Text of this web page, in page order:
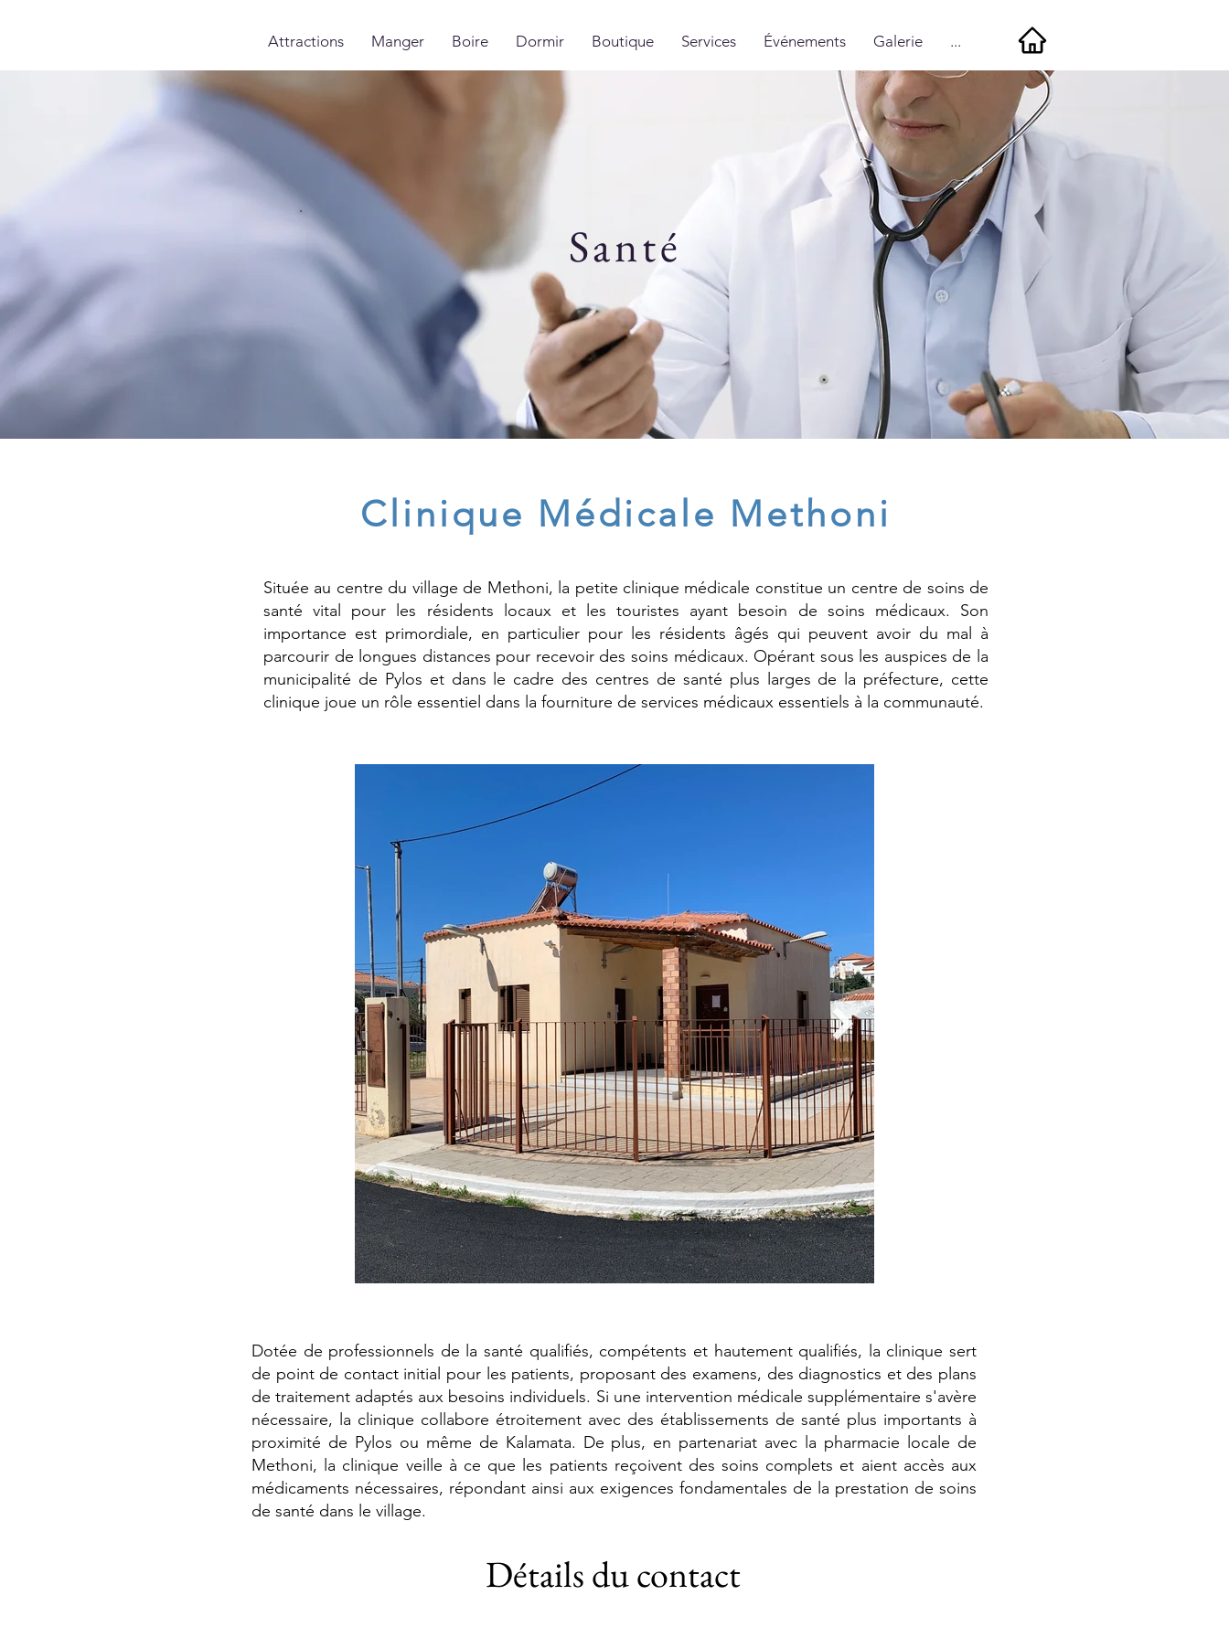
Attractions Manger Boire Dormir Boutique Services Événements Galerie ...
Santé
Clinique Médicale Methoni
Située au centre du village de Methoni, la petite clinique médicale constitue un centre de soins de
santé vital pour les résidents locaux et les touristes ayant besoin de soins médicaux. Son
importance est primordiale, en particulier pour les résidents âgés qui peuvent avoir du mal à
parcourir de longues distances pour recevoir des soins médicaux. Opérant sous les auspices de la
municipalité de Pylos et dans le cadre des centres de santé plus larges de la préfecture, cette
clinique joue un rôle essentiel dans la fourniture de services médicaux essentiels à la communauté.
Dotée de professionnels de la santé qualifiés, compétents et hautement qualifiés, la clinique sert
de point de contact initial pour les patients, proposant des examens, des diagnostics et des plans
de traitement adaptés aux besoins individuels. Si une intervention médicale supplémentaire s'avère
nécessaire, la clinique collabore étroitement avec des établissements de santé plus importants à
proximité de Pylos ou même de Kalamata. De plus, en partenariat avec la pharmacie locale de
Methoni, la clinique veille à ce que les patients reçoivent des soins complets et aient accès aux
médicaments nécessaires, répondant ainsi aux exigences fondamentales de la prestation de soins
de santé dans le village.
Détails du contact